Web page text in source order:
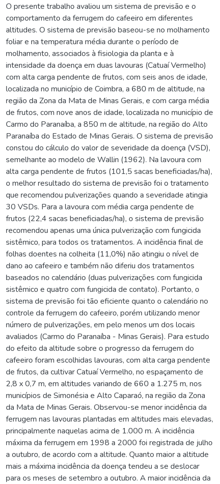
O presente trabalho avaliou um sistema de previsão e o
comportamento da ferrugem do cafeeiro em diferentes
altitudes. O sistema de previsão baseou-se no molhamento
foliar e na temperatura média durante o período de
molhamento, associados à fisiologia da planta e à
intensidade da doença em duas lavouras (Catuaí Vermelho)
com alta carga pendente de frutos, com seis anos de idade,
localizada no município de Coimbra, a 680 m de altitude, na
região da Zona da Mata de Minas Gerais, e com carga média
de frutos, com nove anos de idade, localizada no município de
Carmo do Paranaíba, a 850 m de altitude, na região do Alto
Paranaíba do Estado de Minas Gerais. O sistema de previsão
constou do cálculo do valor de severidade da doença (VSD),
semelhante ao modelo de Wallin (1962). Na lavoura com
alta carga pendente de frutos (101,5 sacas beneficiadas/ha),
o melhor resultado do sistema de previsão foi o tratamento
que recomendou pulverizações quando a severidade atingia
30 VSDs. Para a lavoura com média carga pendente de
frutos (22,4 sacas beneficiadas/ha), o sistema de previsão
recomendou apenas uma única pulverização com fungicida
sistêmico, para todos os tratamentos. A incidência final de
folhas doentes na colheita (11,0%) não atingiu o nível de
dano ao cafeeiro e também não diferiu dos tratamentos
baseados no calendário (duas pulverizações com fungicida
sistêmico e quatro com fungicida de contato). Portanto, o
sistema de previsão foi tão eficiente quanto o calendário no
controle da ferrugem do cafeeiro, porém utilizando menor
número de pulverizações, em pelo menos um dos locais
avaliados (Carmo do Paranaíba - Minas Gerais). Para estudo
do efeito da altitude sobre o progresso da ferrugem do
cafeeiro foram escolhidas lavouras, com alta carga pendente
de frutos, da cultivar Catuaí Vermelho, no espaçamento de
2,8 x 0,7 m, em altitudes variando de 660 a 1.275 m, nos
municípios de Simonésia e Alto Caparaó, na região da Zona
da Mata de Minas Gerais. Observou-se menor incidência da
ferrugem nas lavouras plantadas em altitudes mais elevadas,
principalmente naquelas acima de 1.000 m. A incidência
máxima da ferrugem em 1998 a 2000 foi registrada de julho
a outubro, de acordo com a altitude. Quanto maior a altitude
mais a máxima incidência da doença tendeu a se deslocar
para os meses de setembro a outubro. A maior incidência da